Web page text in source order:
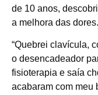
de 10 anos,
a melhora das dores.
“Quebrei clavícula,
o desencadeador
fisioterapia e saía
acabaram com meu